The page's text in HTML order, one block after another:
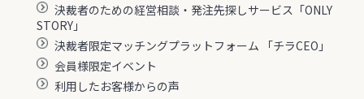
決裁者のための経営相談・発注先探しサービス「ONLY
STORY」
決裁者限定マッチングプラットフォーム 「チラCEO」
会員様限定イベント
利用したお客様からの声